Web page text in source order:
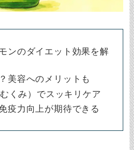
ンのダイエット効果を解
美容へのメリットも
くみ）でスッキリケア
疫力向上が期待できる